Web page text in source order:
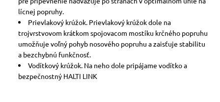
lícnej popruhy.
Prievlakový krúžok. Prievlakový krúžok dole na
trojvrstvovom krátkom spojovacom mostíku krčného popruhu
umožňuje voľný pohyb nosového popruhu a zaisťuje stabilitu
a bezchybnú funkčnosť.
Vodítkový krúžok. Na neho dole pripájame vodítko a
bezpečnostný HALTI LINK